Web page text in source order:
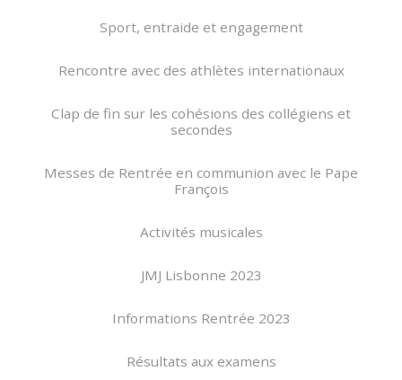
Sport, entraide et engagement
Rencontre avec des athlètes internationaux
Clap de fin sur les cohésions des collégiens et
secondes
Messes de Rentrée en communion avec le Pape
François
Activités musicales
JMJ Lisbonne 2023
Informations Rentrée 2023
Résultats aux examens